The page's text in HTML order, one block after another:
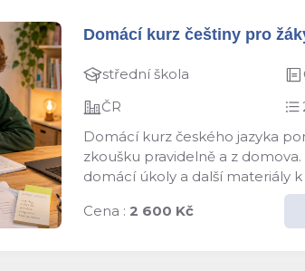
Domácí kurz češtiny pro
střední škola
ČR
Domácí kurz českého jazyka
zkoušku pravidelně a z
domácí úkoly a další materiály
Cena : 2 600 Kč